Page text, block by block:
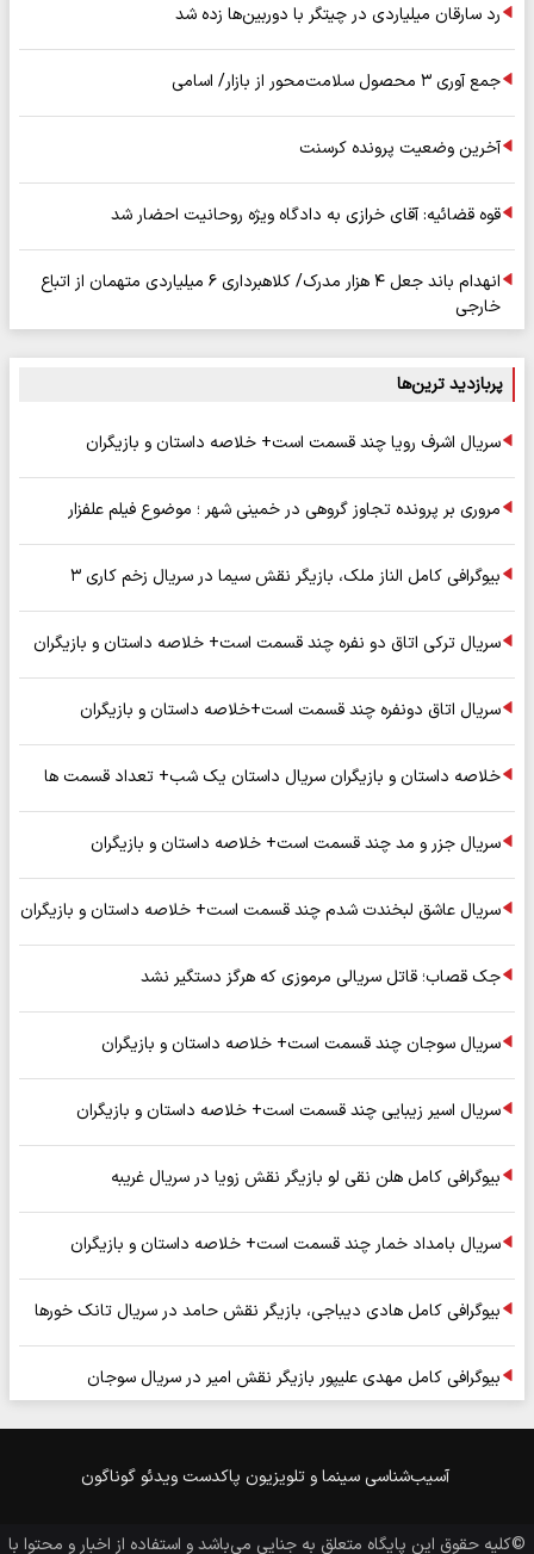
رد سارقان میلیاردی در چیتگر با دوربین‌ها زده شد
جمع آوری ۳ محصول سلامت‌محور از بازار/ اسامی
آخرین وضعیت پرونده کرسنت
قوه قضائیه: آقای خرازی به دادگاه ویژه روحانیت احضار شد
انهدام باند جعل ۴ هزار مدرک/ کلاهبرداری ۶ میلیاردی متهمان از اتباع
خارجی
پربازدید ترین‌ها
سریال اشرف رویا چند قسمت است+ خلاصه داستان و بازیگران
مروری بر پرونده تجاوز گروهی در خمینی شهر ؛ موضوع فیلم علفزار
بیوگرافی کامل الناز ملک، بازیگر نقش سیما در سریال زخم کاری ۳
سریال ترکی اتاق دو نفره چند قسمت است+ خلاصه داستان و بازیگران
سریال اتاق دونفره چند قسمت است+خلاصه داستان و بازیگران
خلاصه داستان و بازیگران سریال داستان یک شب+ تعداد قسمت ها
سریال جزر و مد چند قسمت است+ خلاصه داستان و بازیگران
سریال عاشق لبخندت شدم چند قسمت است+ خلاصه داستان و بازیگران
جک قصاب؛ قاتل سریالی مرموزی که هرگز دستگیر نشد
سریال سوجان چند قسمت است+ خلاصه داستان و بازیگران
سریال اسیر زیبایی چند قسمت است+ خلاصه داستان و بازیگران
بیوگرافی کامل هلن نقی لو بازیگر نقش زویا در سریال غریبه
سریال بامداد خمار چند قسمت است+ خلاصه داستان و بازیگران
بیوگرافی کامل هادی دیباجی، بازیگر نقش حامد در سریال تانک خورها
بیوگرافی کامل مهدی علیپور بازیگر نقش امیر در سریال سوجان
آسیب‌شناسی سینما و تلویزیون پاکدست ویدئو گوناگون
©کلیه حقوق این پایگاه متعلق به جنایی می‌باشد و استفاده از اخبار و محتوا با